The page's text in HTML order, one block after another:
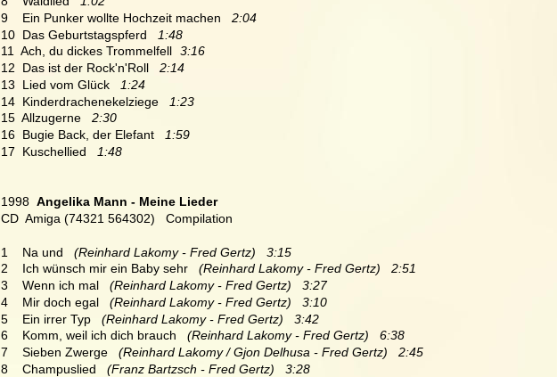
9    Ein Punker wollte Hochzeit machen 2:04
10  Das Geburtstagspferd
1:48
11  Ach, du dickes Trommelfell 3:16
12  Das ist der Rock'n'Roll 2:14
13  Lied vom Glück
1:24
14  Kinderdrachenekelziege
1:23
15  Allzugerne 2:30
16  Bugie Back, der Elefant
1:59
17  Kuschellied
1:48
1998 Angelika Mann - Meine Lieder
CD  Amiga (74321 564302)   Compilation
1    Na und
  (Reinhard Lakomy - Fred Gertz)   3:15
2    Ich wünsch mir ein Baby sehr
  (Reinhard Lakomy - Fred Gertz)   2:51
3    Wenn ich mal
  (Reinhard Lakomy - Fred Gertz)   3:27
4    Mir doch egal
  (Reinhard Lakomy - Fred Gertz)   3:10
5    Ein irrer Typ
  (Reinhard Lakomy - Fred Gertz)   3:42
6    Komm, weil ich dich brauch
   (Reinhard Lakomy - Fred Gertz)   6:38
7    Sieben Zwerge
   (Reinhard Lakomy / Gjon Delhusa - Fred Gertz)   2:45
8    Champuslied
(Franz Bartzsch - Fred Gertz)   3:28